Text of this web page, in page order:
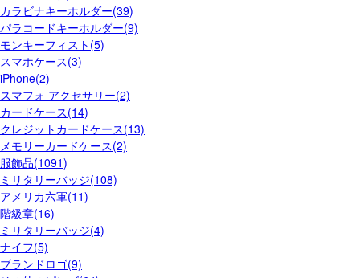
カラビナキーホルダー(39)
パラコードキーホルダー(9)
モンキーフィスト(5)
スマホケース(3)
iPhone(2)
スマフォ アクセサリー(2)
カードケース(14)
クレジットカードケース(13)
メモリーカードケース(2)
服飾品(1091)
ミリタリーバッジ(108)
アメリカ六軍(11)
階級章(16)
ミリタリーバッジ(4)
ナイフ(5)
ブランドロゴ(9)